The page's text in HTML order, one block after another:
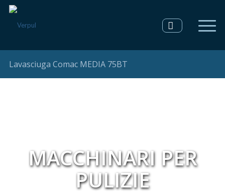
Lavasciuga Comac MEDIA 75BT
MACCHINARI PER
PULIZIE